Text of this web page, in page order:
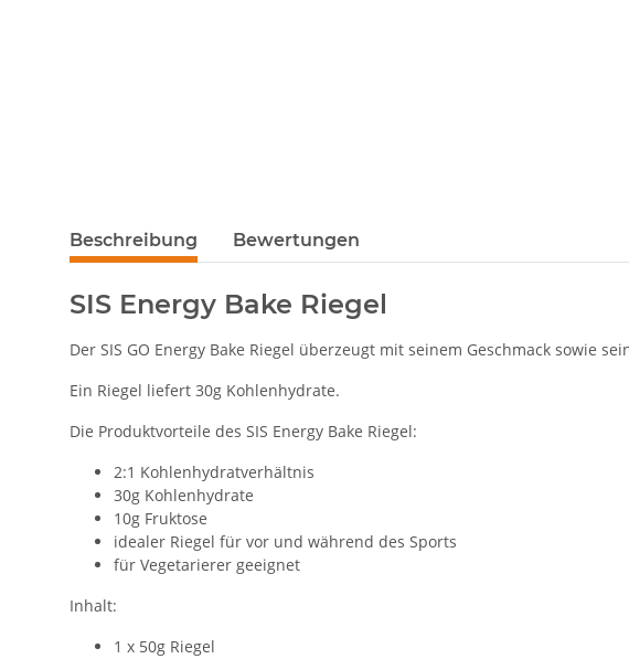
Beschreibung Bewertungen
SIS Energy Bake Riegel
Der SIS GO Energy Bake Riegel überzeugt mit seinem Geschmack sowie
Ein Riegel liefert 30g Kohlenhydrate.
Die Produktvorteile des SIS Energy Bake Riegel:
2:1 Kohlenhydratverhältnis
30g Kohlenhydrate
10g Fruktose
idealer Riegel für vor und während des Sports
für Vegetarierer geeignet
Inhalt:
1 x 50g Riegel